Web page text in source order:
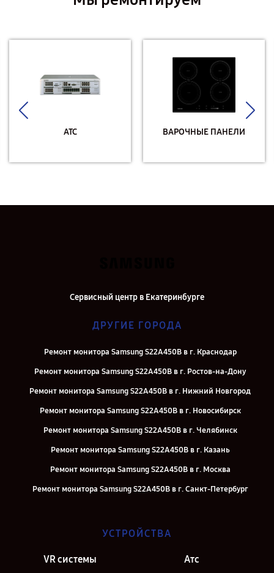
АТС ВАРОЧНЫЕ ПАНЕЛИ
Сервисный центр в Екатеринбурге
ДРУГИЕ ГОРОДА
Ремонт монитора Samsung S22A450B в г. Краснодар
Ремонт монитора Samsung S22A450B в г. Ростов-на-Дону
Ремонт монитора Samsung S22A450B в г. Нижний Новгород
Ремонт монитора Samsung S22A450B в г. Новосибирск
Ремонт монитора Samsung S22A450B в г. Челябинск
Ремонт монитора Samsung S22A450B в г. Казань
Ремонт монитора Samsung S22A450B в г. Москва
Ремонт монитора Samsung S22A450B в г. Санкт-Петербург
УСТРОЙСТВА
VR системы Атс